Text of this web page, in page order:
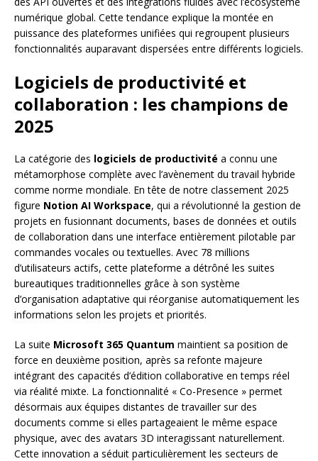
numérique global. Cette tendance explique la montée en
puissance des plateformes unifiées qui regroupent plusieurs
fonctionnalités auparavant dispersées entre différents logiciels.
Logiciels de productivité et
collaboration : les champions de
2025
La catégorie des logiciels de productivité a connu une
métamorphose complète avec l’avènement du travail hybride
comme norme mondiale. En tête de notre classement 2025
figure Notion AI Workspace, qui a révolutionné la gestion de
projets en fusionnant documents, bases de données et outils
de collaboration dans une interface entièrement pilotable par
commandes vocales ou textuelles. Avec 78 millions
d’utilisateurs actifs, cette plateforme a détrôné les suites
bureautiques traditionnelles grâce à son système
d’organisation adaptative qui réorganise automatiquement les
informations selon les projets et priorités.
La suite Microsoft 365 Quantum maintient sa position de
force en deuxième position, après sa refonte majeure
intégrant des capacités d’édition collaborative en temps réel
via réalité mixte. La fonctionnalité « Co-Presence » permet
désormais aux équipes distantes de travailler sur des
documents comme si elles partageaient le même espace
physique, avec des avatars 3D interagissant naturellement.
Cette innovation a séduit particulièrement les secteurs de